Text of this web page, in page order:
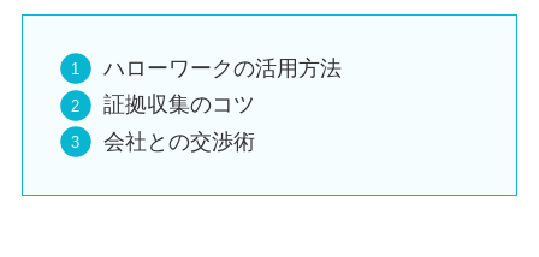
ハローワークの活用方法
証拠収集のコツ
会社との交渉術